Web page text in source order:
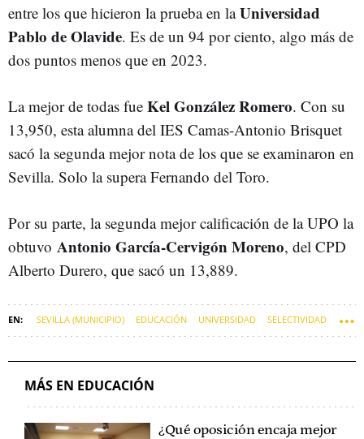
entre los que hicieron la prueba en laUniversidad
Pablo de Olavide. Es de un 94 por ciento, algo más de
dos puntos menos que en 2023.
La mejor de todas fue Kel González Romero. Con su
13,950, esta alumna del IES Camas-Antonio Brisquet
sacó la segunda mejor nota de los que se examinaron en
Sevilla. Solo la supera Fernando del Toro.
Por su parte, la segunda mejor calificación de la UPO la
obtuvo Antonio García-Cervigón Moreno, del CPD
Alberto Durero, que sacó un 13,889.
SEVILLA (MUNICIPIO) EDUCACIÓN UNIVERSIDAD SELECTIVIDAD
MÁS EN EDUCACIÓN
¿Qué oposición encaja mejor